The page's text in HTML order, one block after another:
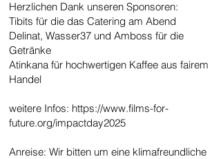
Herzlichen Dank unseren Sponsoren:
Tibits für die das Catering am Abend
Delinat, Wasser37 und Amboss für die
Getränke
Atinkana für hochwertigen Kaffee aus fairem
Handel​
weitere Infos: https://www.films-for-
future.org/impactday2025
Anreise: Wir bitten um eine klimafreundliche